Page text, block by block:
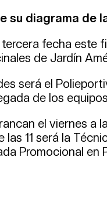
su diagrama de
fecha este
de Jardín
será el
de los
el viernes a
las 11 será la
Promocional